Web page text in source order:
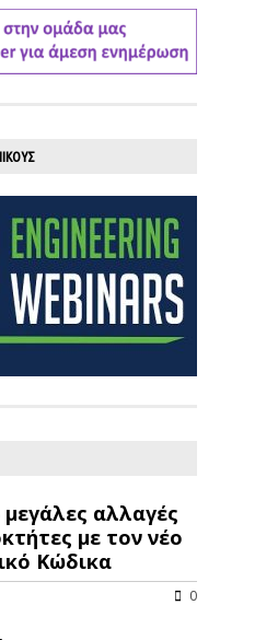
μεγάλες αλλαγές
με τον νέο
Κώδικα
0